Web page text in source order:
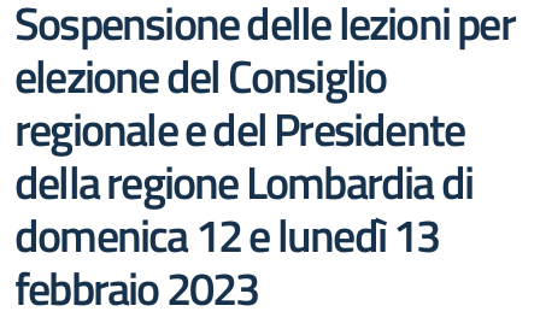
Sospensione delle lezioni per
elezione del Consiglio
regionale e del Presidente
della regione Lombardia di
domenica 12 e lunedì 13
febbraio 2023